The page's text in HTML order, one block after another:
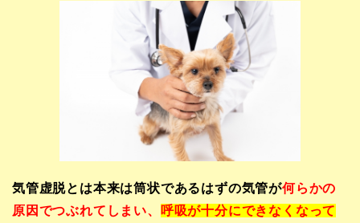
気管虚脱とは本来は筒状であるはずの気管が何らかの
原因でつぶれてしまい、
呼吸が十分にできなくなって